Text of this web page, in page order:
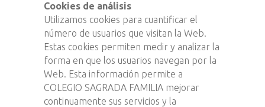
Cookies de análisis
Utilizamos cookies para cuantificar el
número de usuarios que visitan la Web.
Estas cookies permiten medir y analizar la
forma en que los usuarios navegan por la
Web. Esta información permite a
COLEGIO SAGRADA FAMILIA mejorar
continuamente sus servicios y la